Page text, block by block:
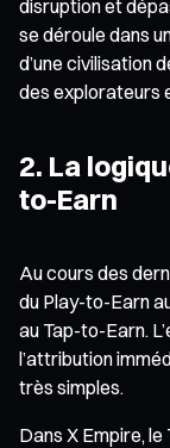
disruption et
se déroule dans
d’une civilisation
des explorateurs
2. La
to-Earn
Au cours des
du Play-to-Earn
au Tap-to-Earn.
l’attribution
très simples.
Dans X Empire,